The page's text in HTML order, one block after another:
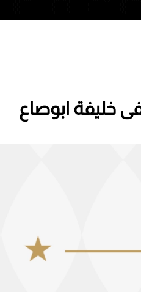
خليفة ابوصاع